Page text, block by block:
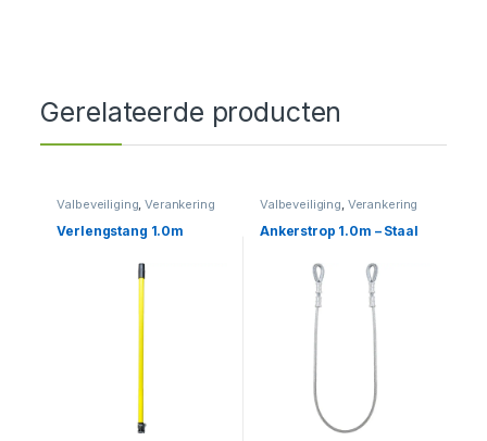
Gerelateerde producten
Valbeveiliging ,Verankering
Verlengstang 1.0m
Valbeveiliging Verankering
Ankerstrop 1.0m – Staal